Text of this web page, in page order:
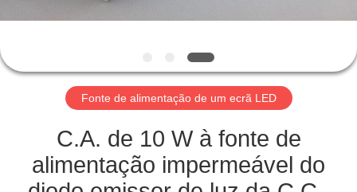
CONTROLE
QUALIDADE
CONTACTE-
PEÇA
Fonte de alimentação de um ecrã LED
C.A. de 10 W à fonte de
alimentação impermeável do